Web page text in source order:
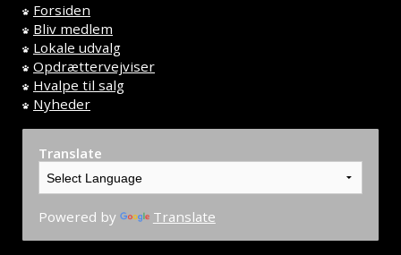
Forsiden
Bliv medlem
Lokale udvalg
Opdrættervejviser
Hvalpe til salg
Nyheder
Translate
Powered by Translate